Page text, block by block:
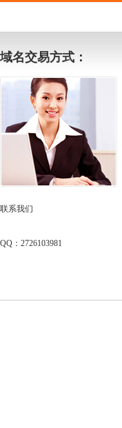
域名交易方式：
联系我们
QQ：2726103981